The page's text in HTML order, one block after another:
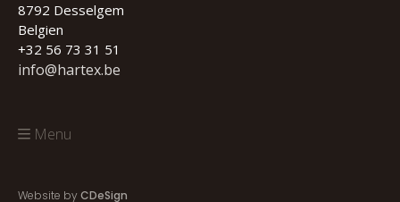
8792 Desselgem
Belgien
+32 56 73 31 51
info@hartex.be
Menu
Website by CDeSign